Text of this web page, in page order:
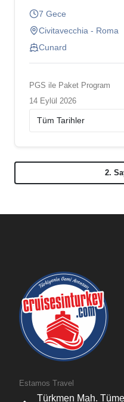
7 Gece
Civitavecchia - Roma
Cunard
PGS ile Paket Program
14 Eylül 2026
2.
Estamos Travel
Türkmen Mah.